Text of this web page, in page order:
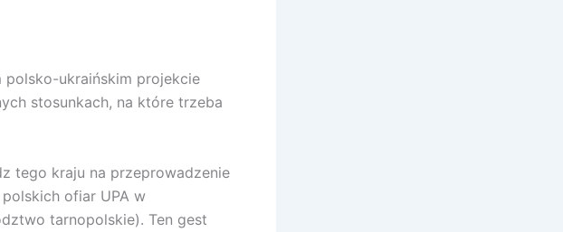
ukraińskim projekcie
stosunkach, na które trzeba
tego kraju na przeprowadzenie
ofiar UPA w
tarnopolskie). Ten gest